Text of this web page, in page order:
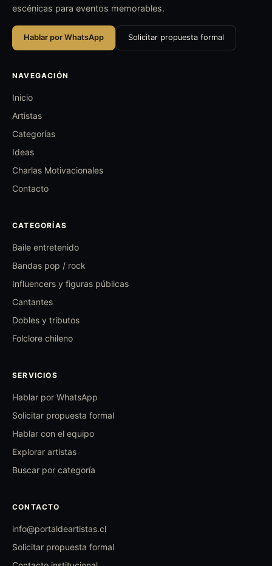
escénicas para eventos memorables.
Hablar por WhatsApp Solicitar propuesta formal
NAVEGACIÓN
Inicio
Artistas
Categorías
Ideas
Charlas Motivacionales
Contacto
CATEGORÍAS
Baile entretenido
Bandas pop / rock
Influencers y figuras públicas
Cantantes
Dobles y tributos
Folclore chileno
SERVICIOS
Hablar por WhatsApp
Solicitar propuesta formal
Hablar con el equipo
Explorar artistas
Buscar por categoría
CONTACTO
info@portaldeartistas.cl
Solicitar propuesta formal